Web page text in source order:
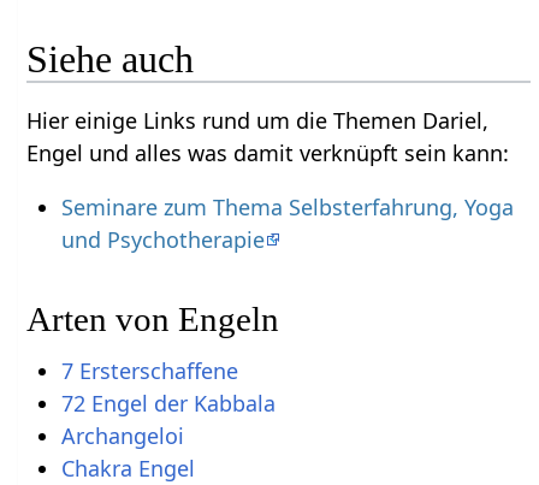
Siehe auch
Hier einige Links rund um die Themen Dariel,
Engel und alles was damit verknüpft sein kann:
Seminare zum Thema Selbsterfahrung, Yoga
und Psychotherapie
Arten von Engeln
7 Ersterschaffene
72 Engel der Kabbala
Archangeloi
Chakra Engel